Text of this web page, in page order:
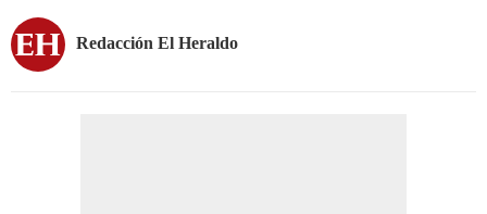
Redacción El Heraldo